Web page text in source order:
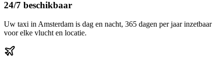
24/7 beschikbaar
Uw taxi in Amsterdam is dag en nacht, 365 dagen per jaar inzetbaar
voor elke vlucht en locatie.